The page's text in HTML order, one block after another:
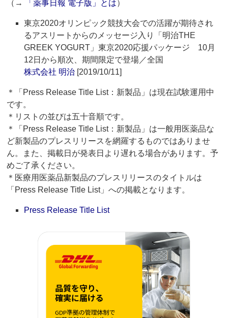
（→
「薬事日報 電子版」とは）
東京2020オリンピック競技大会での活躍が期待され
るアスリートからのメッセージ入り「明治THE
GREEK YOGURT」東京2020応援パッケージ 10月
12日から順次、期間限定で登場／全国
株式会社 明治 [2019/10/11]
＊「Press Release Title List：新製品」は現在試験運用中
です。
＊リストの並びは五十音順です。
＊「Press Release Title List：新製品」は一般用医薬品な
ど新製品のプレスリリースを網羅するものではありませ
ん。また、掲載日が発表日より遅れる場合があります。予
めご了承ください。
＊医療用医薬品新製品のプレスリリースのタイトルは
「Press Release Title List」への掲載となります。
Press Release Title List